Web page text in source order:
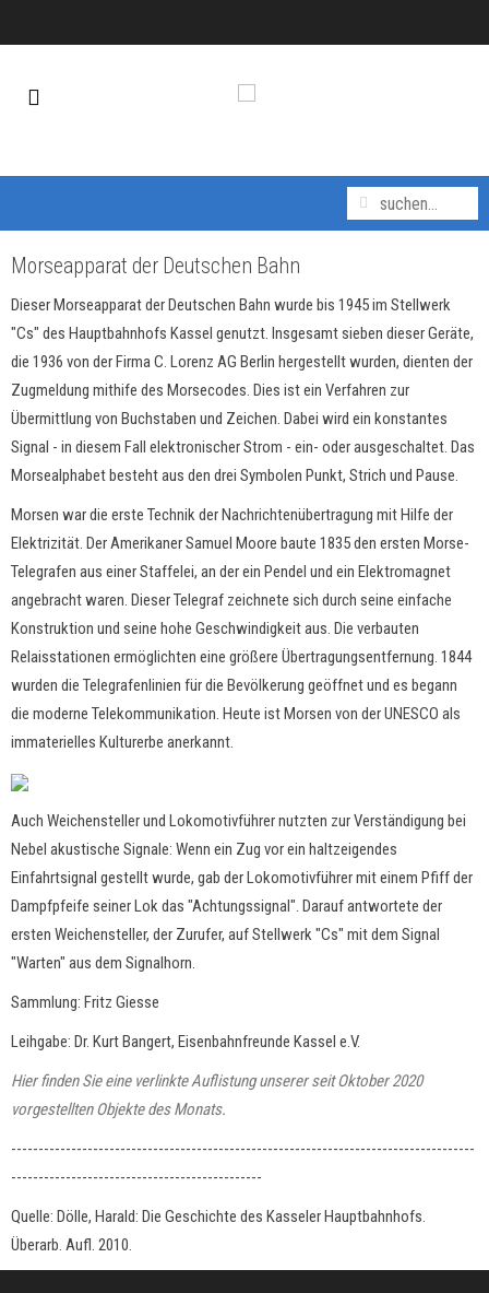
Morseapparat der Deutschen Bahn
Dieser Morseapparat der Deutschen Bahn wurde bis 1945 im Stellwerk
"Cs" des Hauptbahnhofs Kassel genutzt. Insgesamt sieben dieser Geräte,
die 1936 von der Firma C. Lorenz AG Berlin hergestellt wurden, dienten der
Zugmeldung mithife des Morsecodes. Dies ist ein Verfahren zur
Übermittlung von Buchstaben und Zeichen. Dabei wird ein konstantes
Signal - in diesem Fall elektronischer Strom - ein- oder ausgeschaltet. Das
Morsealphabet besteht aus den drei Symbolen Punkt, Strich und Pause.
Morsen war die erste Technik der Nachrichtenübertragung mit Hilfe der
Elektrizität. Der Amerikaner Samuel Moore baute 1835 den ersten Morse-
Telegrafen aus einer Staffelei, an der ein Pendel und ein Elektromagnet
angebracht waren. Dieser Telegraf zeichnete sich durch seine einfache
Konstruktion und seine hohe Geschwindigkeit aus. Die verbauten
Relaisstationen ermöglichten eine größere Übertragungsentfernung. 1844
wurden die Telegrafenlinien für die Bevölkerung geöffnet und es begann
die moderne Telekommunikation. Heute ist Morsen von der UNESCO als
immaterielles Kulturerbe anerkannt.
Auch Weichensteller und Lokomotivführer nutzten zur Verständigung bei
Nebel akustische Signale: Wenn ein Zug vor ein haltzeigendes
Einfahrtsignal gestellt wurde, gab der Lokomotivführer mit einem Pfiff der
Dampfpfeife seiner Lok das "Achtungssignal". Darauf antwortete der
ersten Weichensteller, der Zurufer, auf Stellwerk "Cs" mit dem Signal
"Warten" aus dem Signalhorn.
Sammlung: Fritz Giesse
Leihgabe: Dr. Kurt Bangert, Eisenbahnfreunde Kassel e.V.
Hier finden Sie eine verlinkte Auflistung unserer seit Oktober 2020
vorgestellten Objekte des Monats.
-------------------------------------------------------------------------------------
----------------------------------------------
Quelle: Dölle, Harald: Die Geschichte des Kasseler Hauptbahnhofs.
Überarb. Aufl. 2010.